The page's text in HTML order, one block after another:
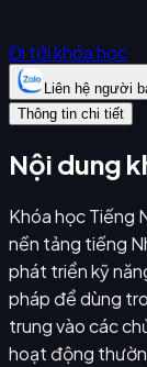
Đi tới khóa học
Liên hệ người
Thông tin chi tiết
Nội dung
Khóa học Tiếng
nền tảng tiếng
phát triển kỹ
pháp để dùng
trung vào các
hoạt động